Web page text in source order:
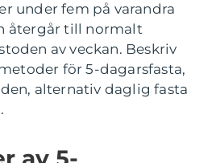
under fem på varandra
återgår till normalt
av veckan. Beskriv
för 5-dagarsfasta,
alternativ daglig fasta